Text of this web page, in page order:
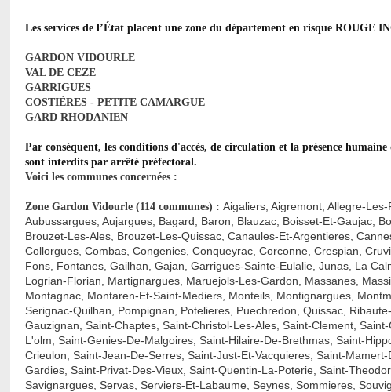
Les services de l’État placent une zone du département en risque
GARDON VIDOURLE
VAL DE CEZE
GARRIGUES
COSTIÈRES - PETITE CAMARGUE
GARD RHODANIEN
Par conséquent, les conditions d'accès, de circulation et la présence
sont interdits par arrêté préfectoral.
Voici les communes concernées :
Zone Gardon Vidourle (114 communes) : Aigaliers, Aigremont, Allegre-
Aubussargues, Aujargues, Bagard, Baron, Blauzac, Boisset-Et-Gaujac,
Brouzet-Les-Ales, Brouzet-Les-Quissac, Canaules-Et-Argentieres,
Collorgues, Combas, Congenies, Conqueyrac, Corconne, Crespian,
Fons, Fontanes, Gailhan, Gajan, Garrigues-Sainte-Eulalie, Junas, La
Logrian-Florian, Martignargues, Maruejols-Les-Gardon, Massanes,
Montagnac, Montaren-Et-Saint-Mediers, Monteils, Montignargues,
Serignac-Quilhan, Pompignan, Potelieres, Puechredon, Quissac,
Gauzignan, Saint-Chaptes, Saint-Christol-Les-Ales, Saint-Clement,
L'olm, Saint-Genies-De-Malgoires, Saint-Hilaire-De-Brethmas, Saint-
Crieulon, Saint-Jean-De-Serres, Saint-Just-Et-Vacquieres, Saint-
Gardies, Saint-Privat-Des-Vieux, Saint-Quentin-La-Poterie, Saint-
Savignargues, Servas, Serviers-Et-Labaume, Seynes, Sommieres,